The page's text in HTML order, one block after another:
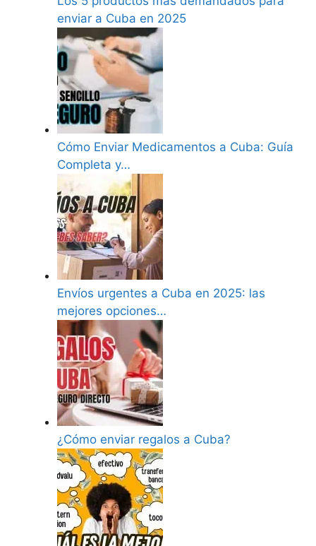
enviar a Cuba en 2025
Cómo Enviar Medicamentos a Cuba: Guía
Completa y…
Envíos urgentes a Cuba en 2025: las
mejores opciones…
¿Cómo enviar regalos a Cuba?